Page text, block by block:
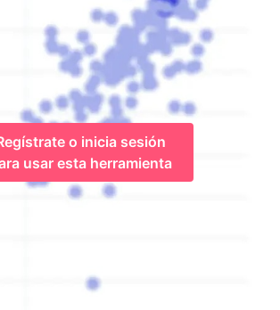
o inicia sesión
usar esta herramienta